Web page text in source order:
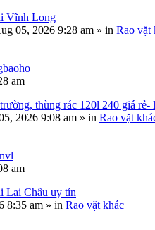
Vĩnh Long
05, 2026 9:28 am » in Rao vặt
am
thùng rác 120l 240 giá rẻ-
2026 9:08 am » in Rao vặt
am
Lai Châu uy tín
8:35 am » in Rao vặt khác